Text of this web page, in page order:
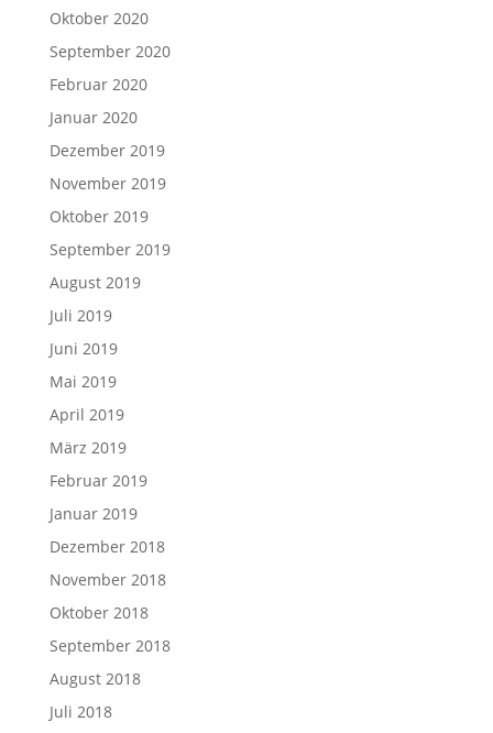
Oktober 2020
September 2020
Februar 2020
Januar 2020
Dezember 2019
November 2019
Oktober 2019
September 2019
August 2019
Juli 2019
Juni 2019
Mai 2019
April 2019
März 2019
Februar 2019
Januar 2019
Dezember 2018
November 2018
Oktober 2018
September 2018
August 2018
Juli 2018